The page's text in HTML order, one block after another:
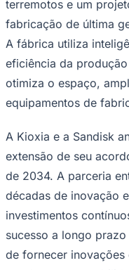
A fábrica utiliza
eficiência da
otimiza o espaço,
equipamentos de
A Kioxia e a Sandisk
de 2034. A parceria
décadas de inovação
investimentos
sucesso a longo prazo
de fornecer
escala e com
crescimento de bits